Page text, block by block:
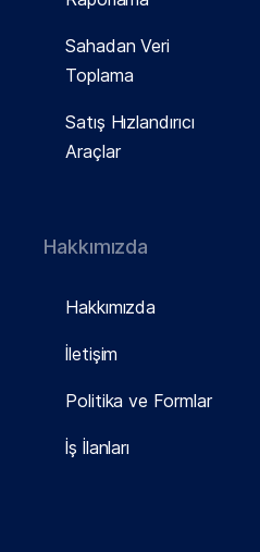
Sahadan Veri
Toplama
Satış Hızlandırıcı
Araçlar
Hakkımızda
Hakkımızda
İletişim
Politika ve Formlar
İş İlanları